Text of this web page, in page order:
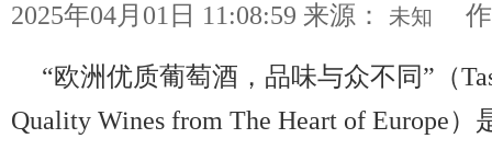
2025年04月01日 11:08:59 来源： 未知
“欧洲优质葡萄酒，品味与众不同”（
Quality Wines from The Heart of Europe